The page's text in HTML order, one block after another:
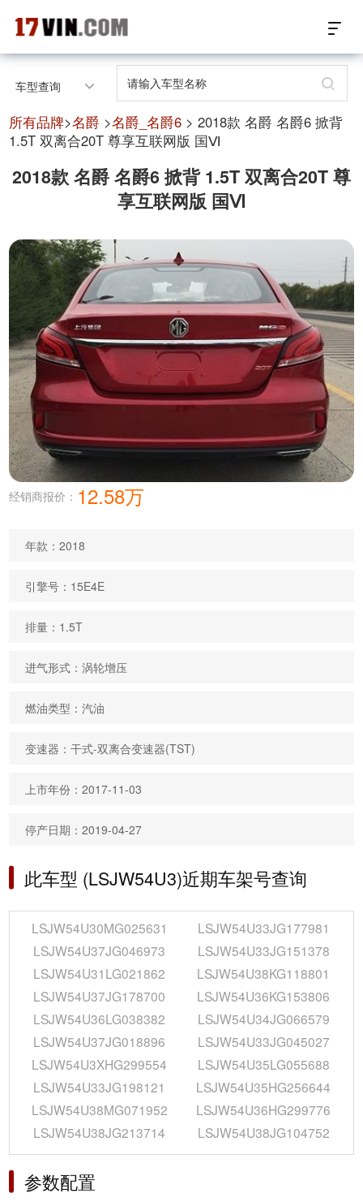
17VIN车架号查询首页
汽配数据开放接口
汽配产品车型适配
汽配产品电子目录
微信群智能客服
个性化私人定制
关于我们
车型查询
所有品牌>名爵 >名爵_名爵6 > 2018款 名爵 名爵6 掀背
1.5T 双离合20T 尊享互联网版 国Ⅵ
2018款 名爵 名爵6 掀背 1.5T 双离合20T 尊
享互联网版 国Ⅵ
经销商报价： 12.58万
年款：2018
引擎号：15E4E
排量：1.5T
进气形式：涡轮增压
燃油类型：汽油
变速器：干式-双离合变速器(TST)
上市年份：2017-11-03
停产日期：2019-04-27
此车型 (LSJW54U3)近期车架号查询
LSJW54U30MG025631
LSJW54U33JG177981
LSJW54U37JG046973
LSJW54U33JG151378
LSJW54U31LG021862
LSJW54U38KG118801
LSJW54U37JG178700
LSJW54U36KG153806
LSJW54U36LG038382
LSJW54U34JG066579
LSJW54U37JG018896
LSJW54U33JG045027
LSJW54U3XHG299554
LSJW54U35LG055688
LSJW54U33JG198121
LSJW54U35HG256644
LSJW54U38MG071952
LSJW54U36HG299776
LSJW54U38JG213714
LSJW54U38JG104752
参数配置